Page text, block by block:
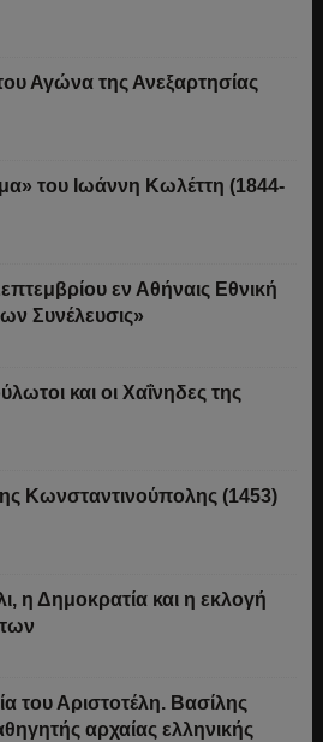
Αγώνα της Ανεξαρτησίας
του Ιωάννη Κωλέττη (1844-
εν Αθήναις Εθνική
Συνέλευσις»
και οι Χαΐνηδες της
Κωνσταντινούπολης (1453)
η Δημοκρατία και η εκλογή
του Αριστοτέλη. Βασίλης
αρχαίας ελληνικής